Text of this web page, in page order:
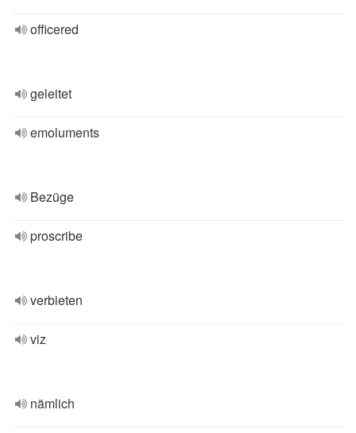
officered
geleitet
emoluments
Bezüge
proscribe
verbieten
viz
nämlich